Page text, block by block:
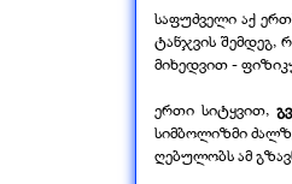
საფუძველი აქ
ტანჯვის შემდეგ,
მიხედვით -
ერთი სიტყვით,
სიმბოლიზმი
ღებულობს ამ